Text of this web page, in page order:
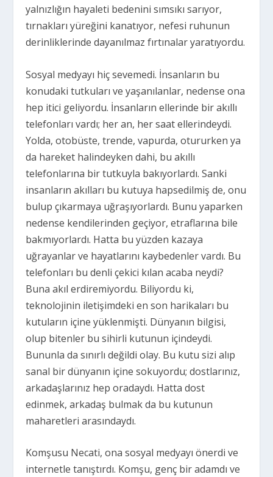
yalnızlığın hayaleti bedenini sımsıkı sarıyor,
tırnakları yüreğini kanatıyor, nefesi ruhunun
derinliklerinde dayanılmaz fırtınalar yaratıyordu.
Sosyal medyayı hiç sevemedi. İnsanların bu
konudaki tutkuları ve yaşanılanlar, nedense ona
hep itici geliyordu. İnsanların ellerinde bir akıllı
telefonları vardı; her an, her saat ellerindeydi.
Yolda, otobüste, trende, vapurda, otururken ya
da hareket halindeyken dahi, bu akıllı
telefonlarına bir tutkuyla bakıyorlardı. Sanki
insanların akılları bu kutuya hapsedilmiş de, onu
bulup çıkarmaya uğraşıyorlardı. Bunu yaparken
nedense kendilerinden geçiyor, etraflarına bile
bakmıyorlardı. Hatta bu yüzden kazaya
uğrayanlar ve hayatlarını kaybedenler vardı. Bu
telefonları bu denli çekici kılan acaba neydi?
Buna akıl erdiremiyordu. Biliyordu ki,
teknolojinin iletişimdeki en son harikaları bu
kutuların içine yüklenmişti. Dünyanın bilgisi,
olup bitenler bu sihirli kutunun içindeydi.
Bununla da sınırlı değildi olay. Bu kutu sizi alıp
sanal bir dünyanın içine sokuyordu; dostlarınız,
arkadaşlarınız hep oradaydı. Hatta dost
edinmek, arkadaş bulmak da bu kutunun
maharetleri arasındaydı.
Komşusu Necati, ona sosyal medyayı önerdi ve
internetle tanıştırdı. Komşu, genç bir adamdı ve